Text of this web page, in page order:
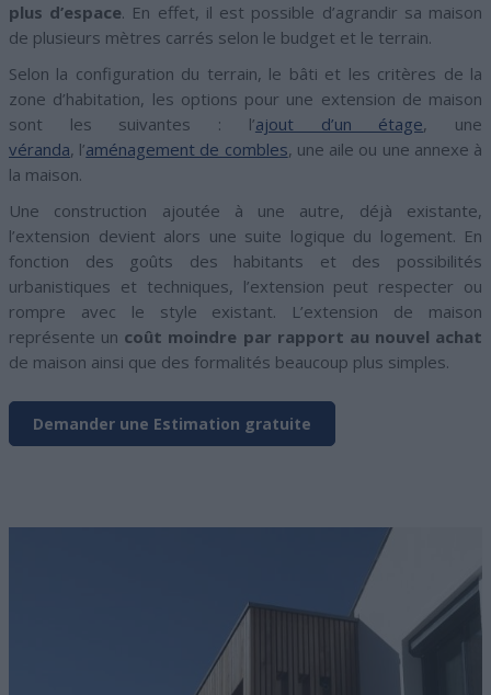
plus d’espace. En effet, il est possible d’agrandir sa maison
de plusieurs mètres carrés selon le budget et le terrain.
Selon la configuration du terrain, le bâti et les critères de la
zone d’habitation, les options pour une extension de maison
sont les suivantes : l’ajout d’un étage, une
véranda, l’aménagement de combles, une aile ou une annexe à
la maison.
Une construction ajoutée à une autre, déjà existante,
l’extension devient alors une suite logique du logement. En
fonction des goûts des habitants et des possibilités
urbanistiques et techniques, l’extension peut respecter ou
rompre avec le style existant. L’extension de maison
représente un coût moindre par rapport au nouvel achat
de maison ainsi que des formalités beaucoup plus simples.
Demander une Estimation gratuite